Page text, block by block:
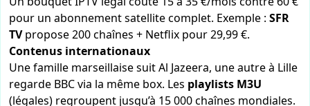
pour un abonnement satellite complet. Exemple : SFR
TVpropose 200 chaînes + Netflix pour 29,99 €.
Contenus internationaux
Une famille marseillaise suit Al Jazeera, une autre à Lille
regarde BBC via la même box. Les playlists M3U
(légales) regroupent jusqu’à 15 000 chaînes mondiales.